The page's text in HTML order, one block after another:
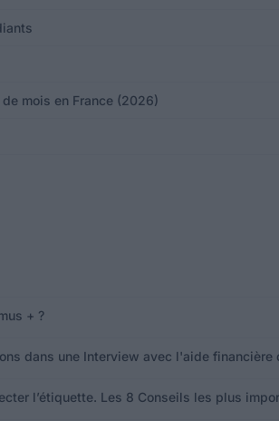
mois en France (2026)
+ ?
dans une Interview avec l'aide financière
l’étiquette. Les 8 Conseils les plus